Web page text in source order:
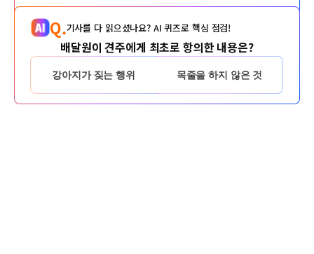
Q.기사를 다 읽으셨나요? AI 퀴즈로 핵심 점검!
배달원이 견주에게 최초로 항의한 내용은?
강아지가 짖는 행위 목줄을 하지 않은 것